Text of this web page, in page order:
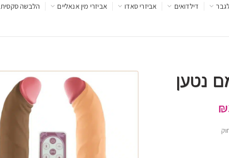
דילדואים אביזרי סאדו אביזרי מין אנאליים הלבשה סקסית
₪